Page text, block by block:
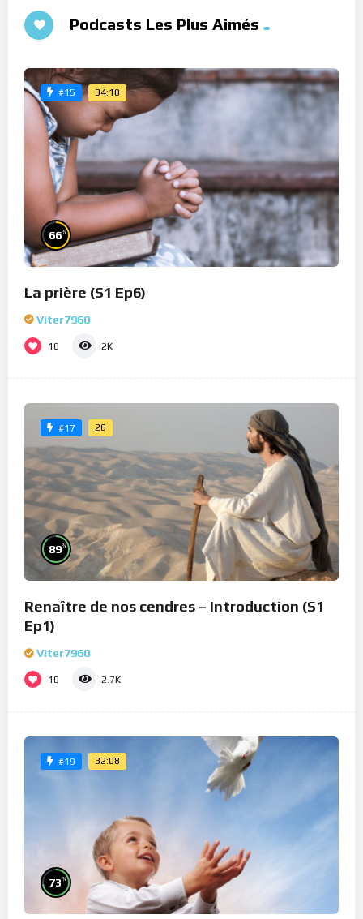
Podcasts Les Plus Aimés
#15 34:10
66%
La prière (S1 Ep6)
Viter7960
10 2K
#17 26
89%
Renaître de nos cendres – Introduction (S1
Ep1)
Viter7960
10 2.7K
#19 32:08
73%